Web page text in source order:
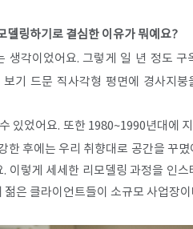
델링하기로 결심한 이유가 뭐예요?
각이었어요. 그렇게 일 년 정도
기 드문 직사각형 평면에 경사지
있었어요. 또한 1980~1990년대에
후에는 우리 취향대로 공간을 꾸
렇게 세세한 리모델링 과정을 인
은 클라이언트들이 소규모 사업장